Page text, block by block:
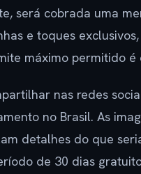
será cobrada uma
e toques
máximo permitido
nas redes
no Brasil. As
detalhes do que
de 30 dias